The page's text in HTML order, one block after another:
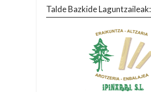
Talde Bazkide Laguntzaileak: